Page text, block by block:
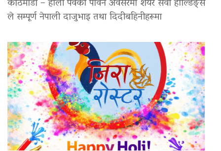
ले सम्पूर्ण नेपाली दाजुभाइ तथा दिदीबहिनीहरूमा